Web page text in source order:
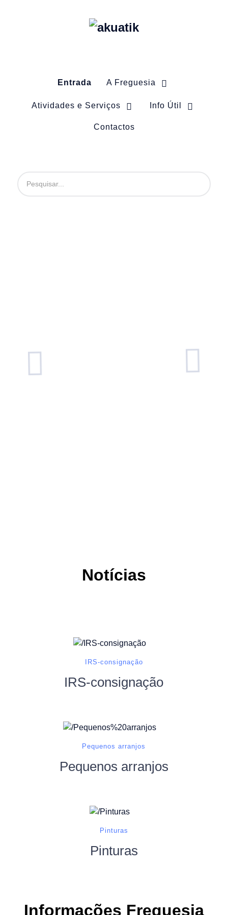
Entrada A Freguesia
Atividades e Serviços Info Útil
Contactos
Notícias
IRS-consignação
IRS-consignação
Pequenos arranjos
Pequenos arranjos
Pinturas
Pinturas
Informações Freguesia